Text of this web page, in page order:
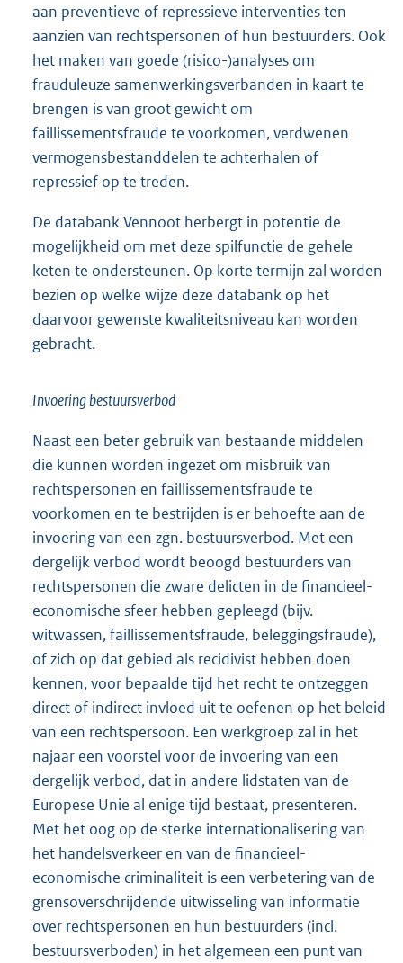
aan preventieve of repressieve interventies ten
aanzien van rechtspersonen of hun bestuurders. Ook
het maken van goede (risico-)analyses om
frauduleuze samenwerkingsverbanden in kaart te
brengen is van groot gewicht om
faillissementsfraude te voorkomen, verdwenen
vermogensbestanddelen te achterhalen of
repressief op te treden.
De databank Vennoot herbergt in potentie de
mogelijkheid om met deze spilfunctie de gehele
keten te ondersteunen. Op korte termijn zal worden
bezien op welke wijze deze databank op het
daarvoor gewenste kwaliteitsniveau kan worden
gebracht.
Invoering bestuursverbod
Naast een beter gebruik van bestaande middelen
die kunnen worden ingezet om misbruik van
rechtspersonen en faillissementsfraude te
voorkomen en te bestrijden is er behoefte aan de
invoering van een zgn. bestuursverbod. Met een
dergelijk verbod wordt beoogd bestuurders van
rechtspersonen die zware delicten in de financieel-
economische sfeer hebben gepleegd (bijv.
witwassen, faillissementsfraude, beleggingsfraude),
of zich op dat gebied als recidivist hebben doen
kennen, voor bepaalde tijd het recht te ontzeggen
direct of indirect invloed uit te oefenen op het beleid
van een rechtspersoon. Een werkgroep zal in het
najaar een voorstel voor de invoering van een
dergelijk verbod, dat in andere lidstaten van de
Europese Unie al enige tijd bestaat, presenteren.
Met het oog op de sterke internationalisering van
het handelsverkeer en van de financieel-
economische criminaliteit is een verbetering van de
grensoverschrijdende uitwisseling van informatie
over rechtspersonen en hun bestuurders (incl.
bestuursverboden) in het algemeen een punt van